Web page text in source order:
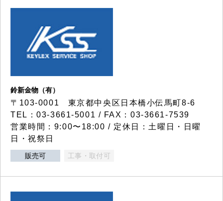
鈴新金物（有）
〒103-0001 東京都中央区日本橋小伝馬町8-6
TEL：03-3661-5001 / FAX：03-3661-7539
営業時間：9:00〜18:00 / 定休日：土曜日・日曜
日・祝祭日
販売可 工事・取付可